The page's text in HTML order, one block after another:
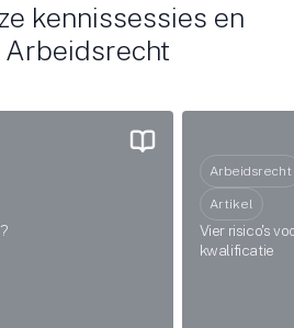
kennissessies en
Arbeidsrecht
Artikel
Vier risico's
kwalificatie